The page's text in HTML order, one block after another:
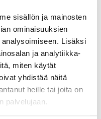
sisällön ja mainosten
ominaisuuksien
Lisäksi
ja analytiikka-
miten käytät
yhdistää näitä
heille tai joita on
palvelujaan.
Jaana
Saarijärven kaupunki
sali